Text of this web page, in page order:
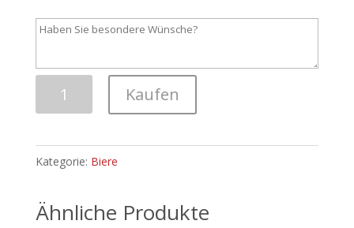
Störtebeker
Menge
Kaufen
Kategorie: Biere
Ähnliche Produkte